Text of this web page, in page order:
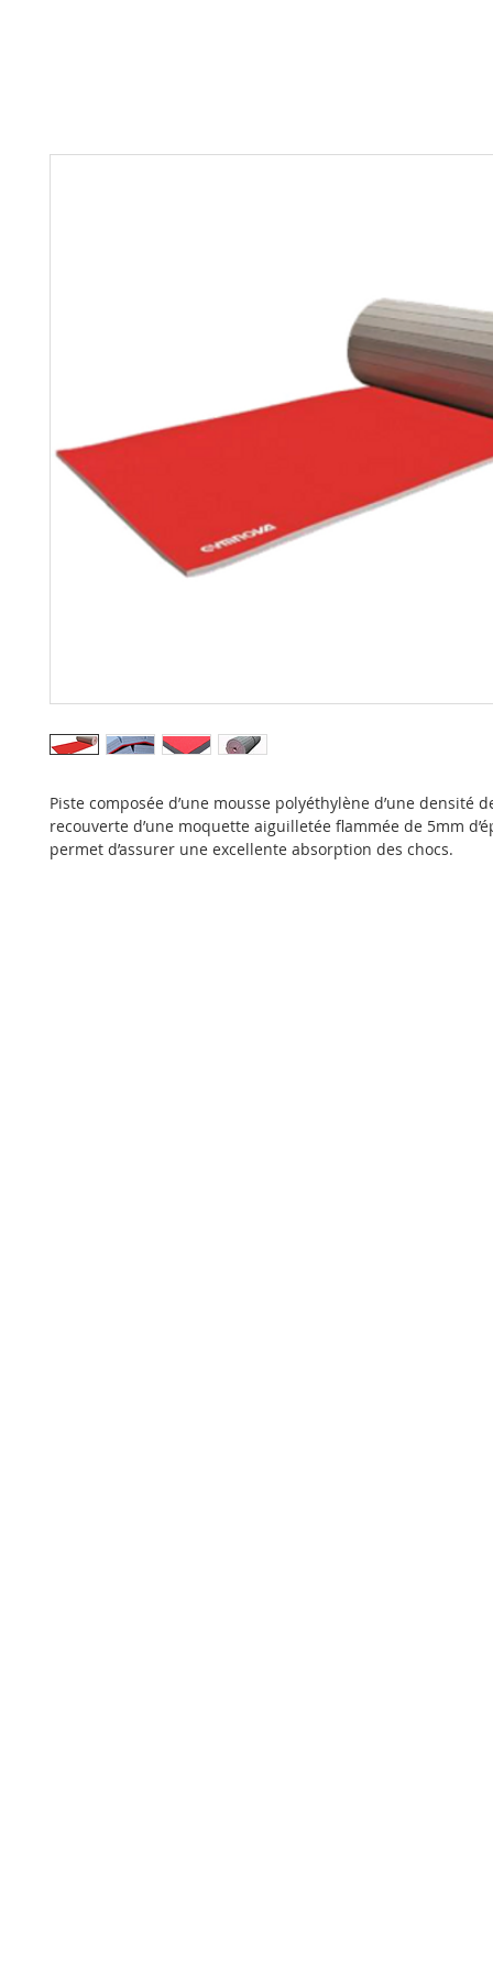
Piste composée d’une mousse polyéthylène d’une densité
recouverte d’une moquette aiguilletée flammée de 5mm
permet d’assurer une excellente absorption des chocs.